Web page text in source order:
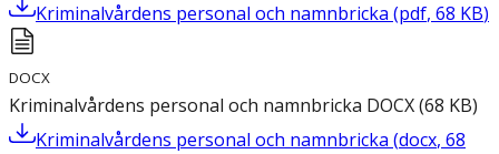
Kriminalvårdens personal och namnbricka (pdf, 68 KB)
DOCX
Kriminalvårdens personal och namnbricka DOCX(68 KB)
Kriminalvårdens personal och namnbricka (docx, 68